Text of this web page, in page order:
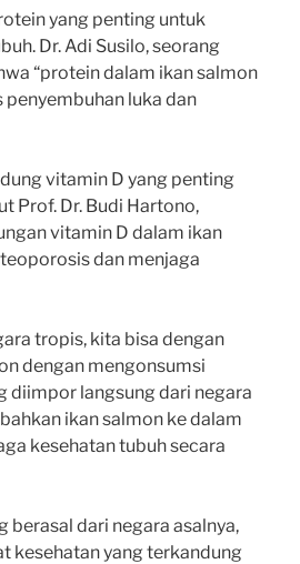
yang penting untuk
Dr. Adi Susilo, seorang
“protein dalam ikan salmon
luka dan
vitamin D yang penting
Prof. Dr. Budi Hartono,
vitamin D dalam ikan
dan menjaga
tropis, kita bisa dengan
dengan mengonsumsi
diimpor langsung dari negara
ikan salmon ke dalam
kesehatan tubuh secara
berasal dari negara asalnya,
kesehatan yang terkandung